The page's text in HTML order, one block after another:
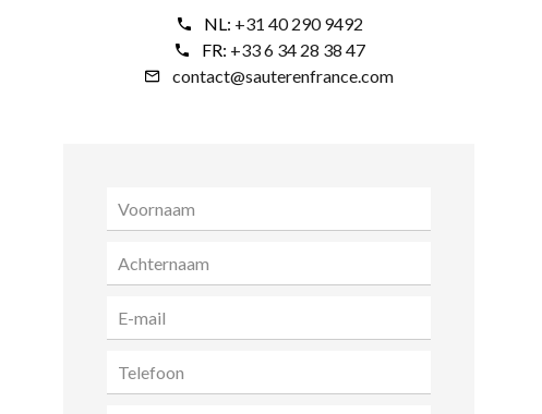
NL: +31 40 290 9492
FR: +33 6 34 28 38 47
contact@sauterenfrance.com